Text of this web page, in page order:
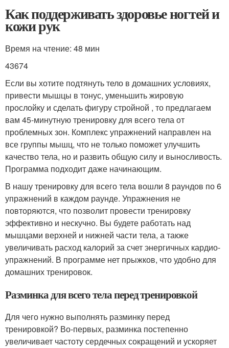
Как поддерживать здоровье ногтей и
кожи рук
Время на чтение: 48 мин
43674
Если вы хотите подтянуть тело в домашних условиях,
привести мышцы в тонус, уменьшить жировую
прослойку и сделать фигуру стройной , то предлагаем
вам 45-минутную тренировку для всего тела от
проблемных зон. Комплекс упражнений направлен на
все группы мышц, что не только поможет улучшить
качество тела, но и развить общую силу и выносливость.
Программа подходит даже начинающим.
В нашу тренировку для всего тела вошли 8 раундов по 6
упражнений в каждом раунде. Упражнения не
повторяются, что позволит провести тренировку
эффективно и нескучно. Вы будете работать над
мышцами верхней и нижней части тела, а также
увеличивать расход калорий за счет энергичных кардио-
упражнений. В программе нет прыжков, что удобно для
домашних тренировок.
Разминка для всего тела перед тренировкой
Для чего нужно выполнять разминку перед
тренировкой? Во-первых, разминка постепенно
увеличивает частоту сердечных сокращений и ускоряет